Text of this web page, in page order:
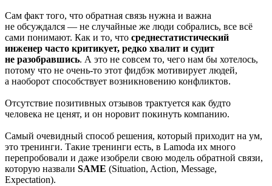
Сам факт того, что обратная связь нужна и важна
не обсуждался — не случайные же люди собрались, все всё
сами понимают. Как и то, что среднестатистический
инженер часто критикует, редко хвалит и судит
не разобравшись. А это не совсем то, чего нам бы хотелось,
потому что не очень-то этот фидбэк мотивирует людей,
а наоборот способствует возникновению конфликтов.
Отсутствие позитивных отзывов трактуется как будто
человека не ценят, и он норовит покинуть компанию.
Самый очевидный способ решения, который приходит на ум,
это тренинги. Такие тренинги есть, в Lamoda их много
перепробовали и даже изобрели свою модель обратной связи,
которую назвали SAME (Situation, Action, Message,
Expectation).